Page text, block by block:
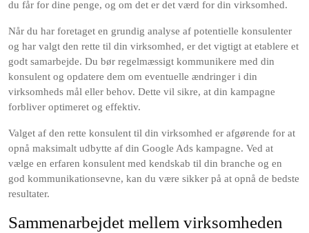
du får for dine penge, og om det er det værd for din virksomhed.
Når du har foretaget en grundig analyse af potentielle konsulenter
og har valgt den rette til din virksomhed, er det vigtigt at etablere et
godt samarbejde. Du bør regelmæssigt kommunikere med din
konsulent og opdatere dem om eventuelle ændringer i din
virksomheds mål eller behov. Dette vil sikre, at din kampagne
forbliver optimeret og effektiv.
Valget af den rette konsulent til din virksomhed er afgørende for at
opnå maksimalt udbytte af din Google Ads kampagne. Ved at
vælge en erfaren konsulent med kendskab til din branche og en
god kommunikationsevne, kan du være sikker på at opnå de bedste
resultater.
Sammenarbejdet mellem virksomheden